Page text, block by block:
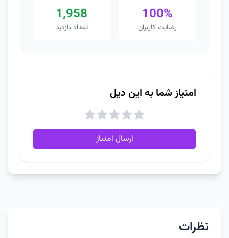
100%
رضایت کاربران
1,958
تعداد بازدید
امتیاز شما به این دیل
ارسال امتیاز
نظرات